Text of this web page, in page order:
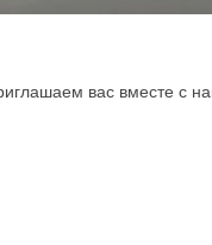
вас вместе с